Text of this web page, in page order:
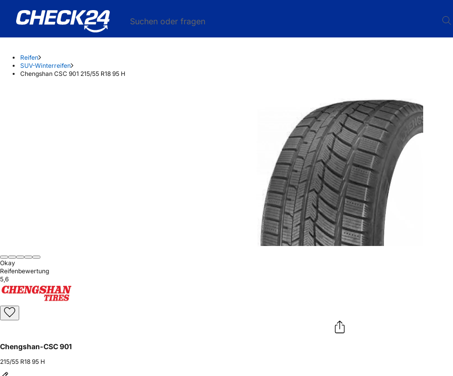
Suchen oder fragen
Reifen
SUV-Winterreifen
Chengshan CSC 901 215/55 R18 95 H
Okay
Reifenbewertung
5,6
Chengshan-CSC 901
215/55 R18 95 H